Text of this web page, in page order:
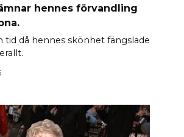
hennes förvandling
tid då hennes skönhet fängslade